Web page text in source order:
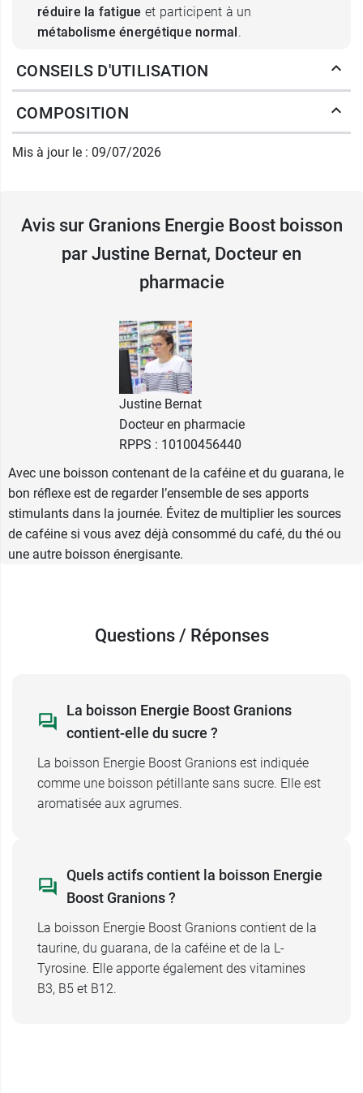
réduire la fatigue et participent à un
métabolisme énergétique normal.
Cette combinaison permet de proposer une
boisson orientée vers l’énergie mentale et
physique,sans ajout de sucre
canette, cetteboisson Energie Boost Granions
permet une prise simple, sans préparation
souhaite une boisson sans sucre orientée vers la
vitalité.
Quand prendre la canette de
Granions ?
Energie Boost Granions
envisagée lors d’un moment de baisse de tonus,
d’une journée chargée ou d’une période
demandant davantage de concentration. Elle ne
remplace pas une alimentation variée ni un
rythme de vie adapté, mais elle apporte une
solution pratique lorsqu’unsoutien ponctuel de
la vitalité est recherché.
Sa formule contenant de la caféine et du
guarana, il est utile de tenir compte de ses autres
Vous pouvez également utiliser en alternative les
Conditionnement :Canette de 330 ml
CONSEILS D'UTILISATION
COMPOSITION
Mis à jour le : 09/07/2026
Avis sur Granions Energie Boost boisson
par Justine Bernat, Docteur en
pharmacie
Justine Bernat
Docteur en pharmacie
RPPS : 10100456440
Avec une boisson contenant de la caféine et du guarana, le
bon réflexe est de regarder l’ensemble de ses apports
stimulants dans la journée. Évitez de multiplier les sources
de caféine si vous avez déjà consommé du café, du thé ou
une autre boisson énergisante.
Questions / Réponses
La boisson Energie Boost Granions
contient-elle du sucre ?
La boisson Energie Boost Granions est indiquée
comme une boisson pétillante sans sucre. Elle est
aromatisée aux agrumes.
Quels actifs contient la boisson Energie
Boost Granions ?
La boisson Energie Boost Granions contient de la
taurine, du guarana, de la caféine et de la L-
Tyrosine. Elle apporte également des vitamines
B3, B5 et B12.